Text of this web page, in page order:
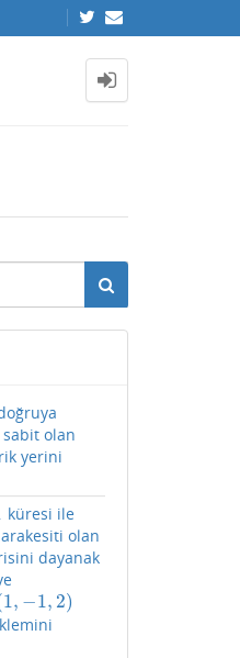
sabit olan
yerini
küresi ile
olan
dayanak
1, −1, 2)
,− 1,2)